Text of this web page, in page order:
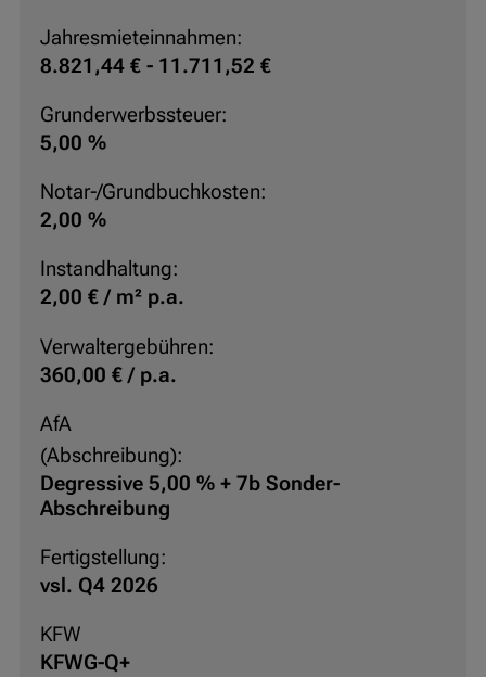
Jahresmieteinnahmen:
8.821,44 € - 11.711,52 €
Grunderwerbssteuer:
5,00 %
Notar-/Grundbuchkosten:
2,00 %
Instandhaltung:
2,00 € / m² p.a.
Verwaltergebühren:
360,00 € / p.a.
AfA
(Abschreibung):
Degressive 5,00 % + 7b Sonder-
Abschreibung
Fertigstellung:
vsl. Q4 2026
KFW
KFWG-Q+